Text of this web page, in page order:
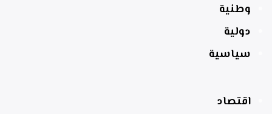
وطنية
دولية
سياسية
اقتصاد